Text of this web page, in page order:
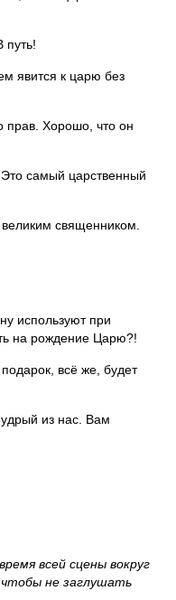
путь!
явится к царю без
прав. Хорошо, что он
самый царственный
священником.
используют при
на рождение Царю?!
всё же, будет
из нас. Вам
всей сцены вокруг
чтобы не заглушать